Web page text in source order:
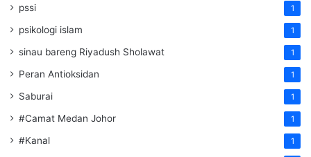
pssi 1
psikologi islam 1
sinau bareng Riyadush Sholawat 1
Peran Antioksidan 1
Saburai 1
#Camat Medan Johor 1
#Kanal 1